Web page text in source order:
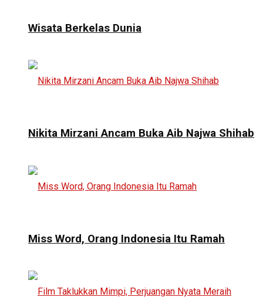
Wisata Berkelas Dunia
Nikita Mirzani Ancam Buka Aib Najwa Shihab
Miss Word, Orang Indonesia Itu Ramah